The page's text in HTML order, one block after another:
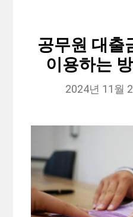
공무원 대출
이용하는
2024년 11월